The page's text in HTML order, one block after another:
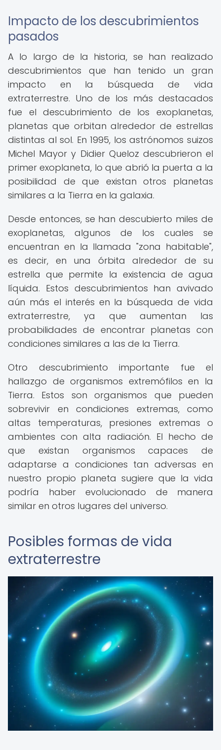
Impacto de los descubrimientos
pasados
A lo largo de la historia, se han realizado
descubrimientos que han tenido un gran
impacto en la búsqueda de vida
extraterrestre. Uno de los más destacados
fue el descubrimiento de los exoplanetas,
planetas que orbitan alrededor de estrellas
distintas al sol. En 1995, los astrónomos suizos
Michel Mayor y Didier Queloz descubrieron el
primer exoplaneta, lo que abrió la puerta a la
posibilidad de que existan otros planetas
similares a la Tierra en la galaxia.
Desde entonces, se han descubierto miles de
exoplanetas, algunos de los cuales se
encuentran en la llamada "zona habitable",
es decir, en una órbita alrededor de su
estrella que permite la existencia de agua
líquida. Estos descubrimientos han avivado
aún más el interés en la búsqueda de vida
extraterrestre, ya que aumentan las
probabilidades de encontrar planetas con
condiciones similares a las de la Tierra.
Otro descubrimiento importante fue el
hallazgo de organismos extremófilos en la
Tierra. Estos son organismos que pueden
sobrevivir en condiciones extremas, como
altas temperaturas, presiones extremas o
ambientes con alta radiación. El hecho de
que existan organismos capaces de
adaptarse a condiciones tan adversas en
nuestro propio planeta sugiere que la vida
podría haber evolucionado de manera
similar en otros lugares del universo.
Posibles formas de vida
extraterrestre